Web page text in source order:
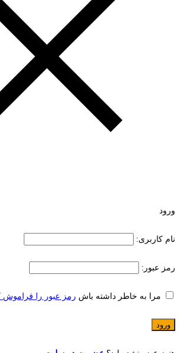
ورود
نام کاربری:
رمز عبور:
مرا به خاطر داشته باش رمز عبور را فراموش